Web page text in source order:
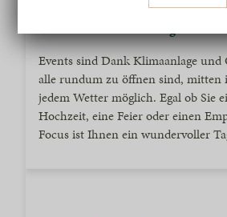
Unser verglaster Focus ist das
und befindet sich im Erdgeschoss.
Events sind Dank Klimaanlage und
alle rundum zu öffnen sind, mitten
jedem Wetter möglich. Egal ob Sie
Hochzeit, eine Feier oder einen
Focus ist Ihnen ein wundervoller